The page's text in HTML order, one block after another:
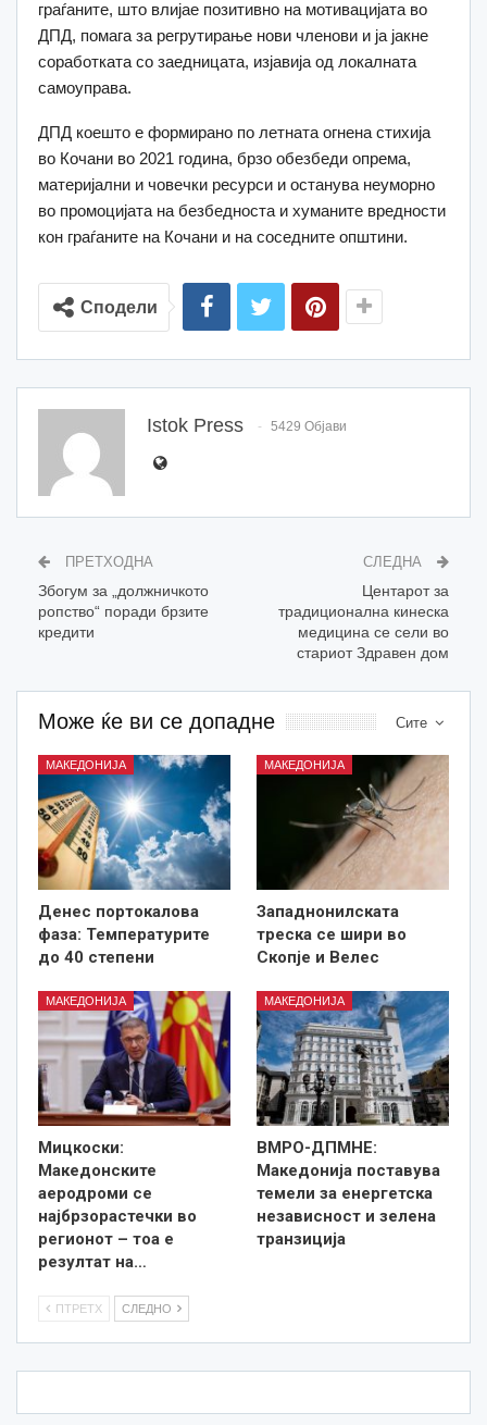
граѓаните, што влијае позитивно на мотивацијата во
ДПД, помага за регрутирање нови членови и ја јакне
соработката со заедницата, изјавија од локалната
самоуправа.
ДПД коешто е формирано по летната огнена стихија
во Кочани во 2021 година, брзо обезбеди опрема,
материјални и човечки ресурси и останува неуморно
во промоцијата на безбедноста и хуманите вредности
кон граѓаните на Кочани и на соседните општини.
Сподели
Istok Press 5429 Објави
ПРЕТХОДНА
Збогум за „должничкото
ропство“ поради брзите
кредити
СЛЕДНА
Центарот за
традиционална кинеска
медицина се сели во
стариот Здравен дом
Сите
Може ќе ви се допадне
МАКЕДОНИЈА
Денес портокалова
фаза: Температурите
до 40 степени
МАКЕДОНИЈА
Западнонилската
треска се шири во
Скопје и Велес
МАКЕДОНИЈА
Мицкоски:
Македонските
аеродроми се
најбрзорастечки во
регионот – тоа е
резултат на…
МАКЕДОНИЈА
ВМРО-ДПМНЕ:
Македонија поставува
темели за енергетска
независност и зелена
транзиција
ПТРЕТХ СЛЕДНО